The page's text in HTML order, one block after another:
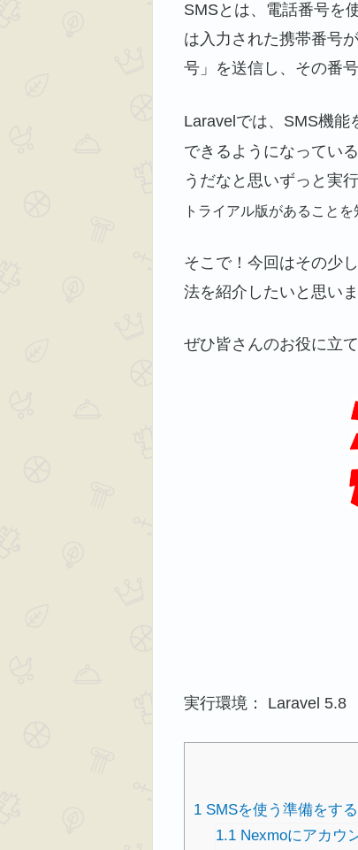
SMSとは、電話番号を
は入力された携帯番号
号」を送信し、その番
Laravelでは、SMS機能
できるようになってい
うだなと思いずっと実
トライアル版があることを
そこで！今回はその少
法を紹介したいと思いま
ぜひ皆さんのお役に立
実行環境： Laravel 5.8
1 SMSを使う準備をする
1.1 Nexmoにアカウ